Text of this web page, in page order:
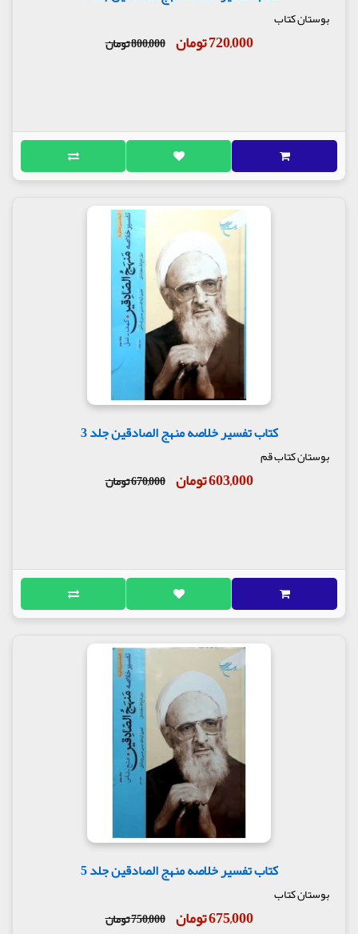
بوستان کتاب
720,000 تومان 800,000 تومان
کتاب تفسیر خلاصه منهج الصادقین جلد 3
بوستان کتاب قم
603,000 تومان 670,000 تومان
کتاب تفسیر خلاصه منهج الصادقین جلد 5
بوستان کتاب
675,000 تومان 750,000 تومان